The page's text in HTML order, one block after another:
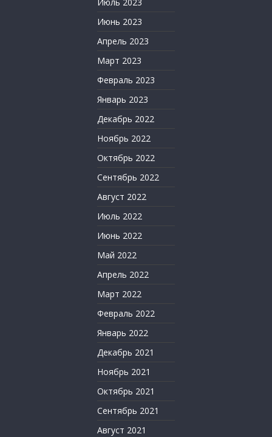
Июнь 2023
Апрель 2023
Март 2023
Февраль 2023
Январь 2023
Декабрь 2022
Ноябрь 2022
Октябрь 2022
Сентябрь 2022
Август 2022
Июль 2022
Июнь 2022
Май 2022
Апрель 2022
Март 2022
Февраль 2022
Январь 2022
Декабрь 2021
Ноябрь 2021
Октябрь 2021
Сентябрь 2021
Август 2021